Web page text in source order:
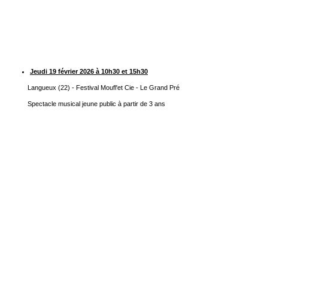
Jeudi 19 février 2026 à 10h30 et 15h30
Langueux (22) - Festival Moufl'et Cie - Le Grand Pré
Spectacle musical jeune public à partir de 3 ans